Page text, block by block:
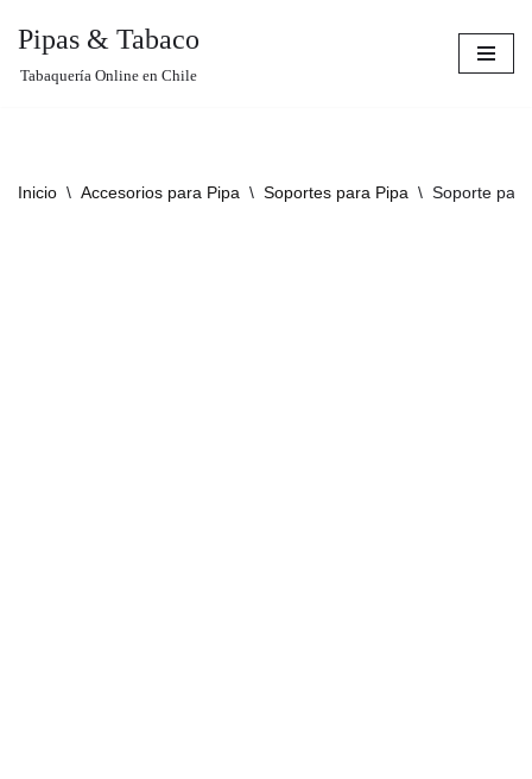
Pipas & Tabaco
Tabaquería Online en Chile
Inicio \ Accesorios para Pipa \ Soportes para Pipa \ Soporte